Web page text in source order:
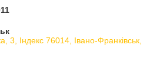
3, Індекс 76014, Івано-Франківськ,